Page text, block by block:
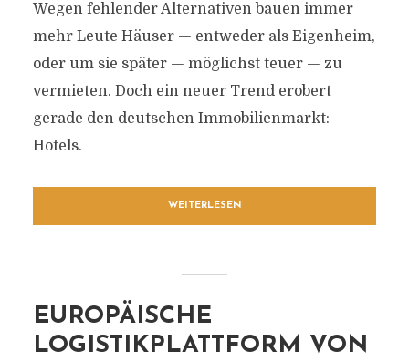
Wegen fehlender Alternativen bauen immer
mehr Leute Häuser — entweder als Eigenheim,
oder um sie später — möglichst teuer — zu
vermieten. Doch ein neuer Trend erobert
gerade den deutschen Immobilienmarkt:
Hotels.
WEITERLESEN
EUROPÄISCHE
LOGISTIKPLATTFORM VON